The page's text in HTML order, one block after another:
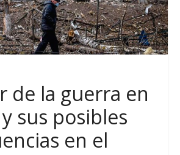
de la guerra en
sus posibles
en el